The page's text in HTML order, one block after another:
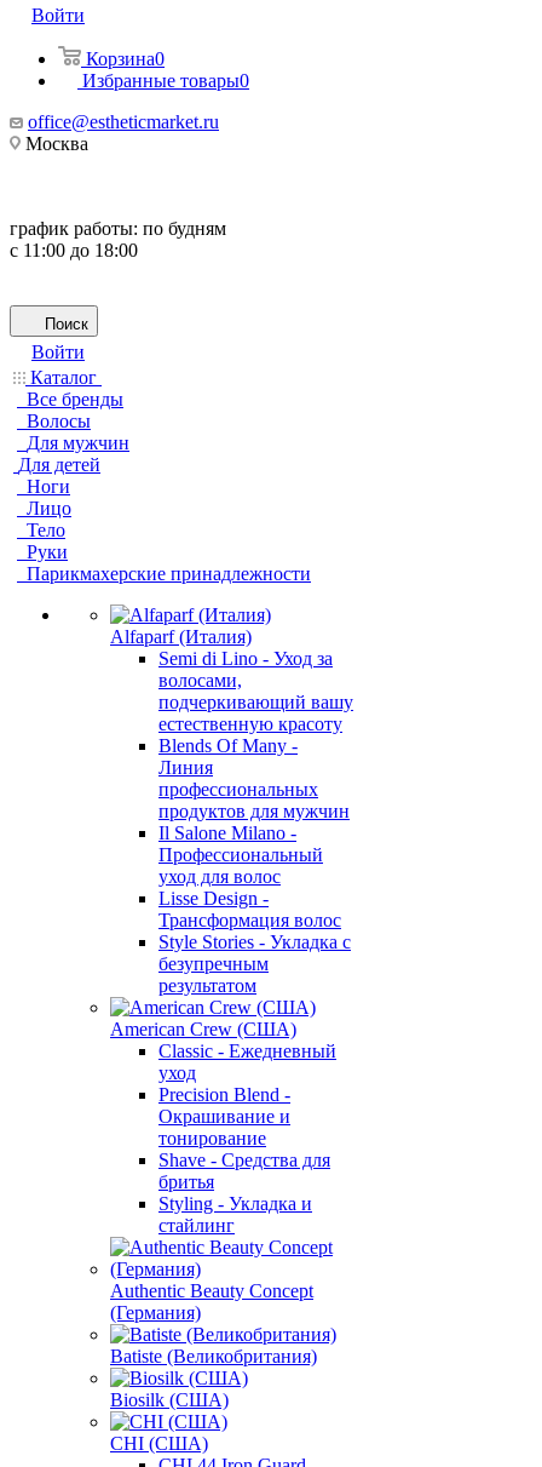
Войти
Корзина0
Избранные товары0
office@estheticmarket.ru
Москва
график работы: по будням
с 11:00 до 18:00
Поиск
Войти
Каталог
Все бренды
Волосы
Для мужчин
Для детей
Ноги
Лицо
Тело
Руки
Парикмахерские принадлежности
Alfaparf (Италия)
Semi di Lino - Уход за
волосами,
подчеркивающий вашу
естественную красоту
Blends Of Many -
Линия
профессиональных
продуктов для мужчин
Il Salone Milano -
Профессиональный
уход для волос
Lisse Design -
Трансформация волос
Style Stories - Укладка с
безупречным
результатом
American Crew (США)
Classic - Ежедневный
уход
Precision Blend -
Окрашивание и
тонирование
Shave - Средства для
бритья
Styling - Укладка и
стайлинг
Authentic Beauty Concept
(Германия)
Batiste (Великобритания)
Biosilk (США)
CHI (США)